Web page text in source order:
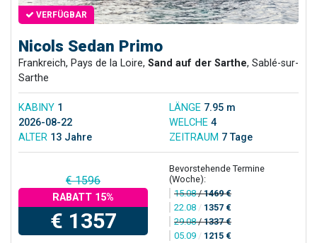
VERFÜGBAR
Nicols Sedan Primo
Frankreich, Pays de la Loire, Sand auf der Sarthe, Sablé-sur-
Sarthe
KABINY 1 LÄNGE 7.95 m
2026-08-22
WELCHE 4
ALTER 13 Jahre ZEITRAUM 7 Tage
€ 1596
RABATT 15%
€ 1357
Bevorstehende Termine
(Woche):
15.08/1469 €
22.08 / 1357 €
29.08/1337 €
05.09 / 1215 €